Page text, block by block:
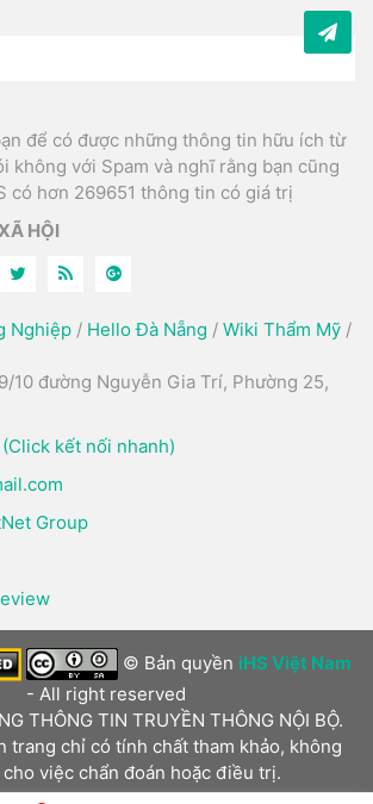
để có được những thông tin hữu ích từ
không với Spam và nghĩ rằng bạn cũng
có hơn 269651 thông tin có giá trị
HỘI
Nghiệp / Hello Đà Nẵng / Wiki Thẩm Mỹ /
10 đường Nguyễn Gia Trí, Phường 25,
kết nối nhanh)
Group
© Bản quyền iHS Việt Nam
- All right reserved
THÔNG TIN TRUYỀN THÔNG NỘI BỘ.
trang chỉ có tính chất tham khảo, không
việc chẩn đoán hoặc điều trị.